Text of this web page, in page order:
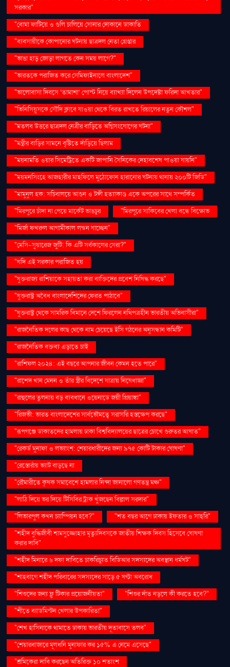
সরকার"
"বোমা ফাটিয়ে ও গুলি চালিয়ে সোনার দোকানে ডাকাতি
"ব্যবসায়ীকে কোপানোর ঘটনায় ছাত্রদল নেতা গ্রেপ্তার
"ভাঙা হাড় জোড়া লাগতে কেন সময় লাগে?"
"ভারতকে পরাজিত করে সেমিফাইনালে বাংলাদেশ"
"ভালোবাসা দিবসে ‘তামাশা’ পোস্ট নিয়ে ব্যাখ্যা দিলেন উপদেষ্টা ফরিদা আখতার"
"ভিনিসিয়ুসকে সৌদি ক্লাবে যাওয়া থেকে বিরত রাখতে রিয়ালের নতুন কৌশল"
"মতলব উত্তরে ছাত্রদল নেত্রীর বাড়িতে অগ্নিসংযোগের ঘটনা"
"মন্ত্রীর বাড়ির সামনে বৃষ্টিতে দাঁড়িয়ে ছিলাম
"ময়নামতি ওয়ার সিমেট্রিতে একটি জাপানি সৈনিকের দেহাবশেষ পাওয়া যায়নি"
"ময়মনসিংহে আজহারীর মাহফিলে মুঠোফোন হারানোর ঘটনায় থানায় ২০০টি জিডি"
"মামুনুল হক: সচিবালয়ে আগুন ও টঙ্গী হত্যাকাণ্ড একে অপরের সাথে সম্পর্কিত
"মিরপুরে চাঁদা না পেয়ে মার্কেট ভাঙচুর
"মিরপুরে সাকিবের খেলা বন্ধে বিক্ষোভ
"মির্জা ফখরুল আগামীকাল লন্ডন যাচ্ছেন"
"মেসি-সুয়ারেজ জুটি: কি এটি সর্বকালের সেরা?"
"যদি এই সরকার পরাজিত হয়
"যুক্তরাজ্য রাশিয়াকে সহায়তা করা ব্যক্তিদের প্রবেশ নিষিদ্ধ করছে"
"যুক্তরাষ্ট্র অবৈধ বাংলাদেশিদের ফেরত পাঠাবে"
"যুক্তরাষ্ট্র থেকে সামরিক বিমানে দেশে ফিরলেন নথিপত্রহীন ভারতীয় অভিবাসীরা"
"রাজনৈতিক দলের কাছ থেকে নাম চেয়েছে ইসি গঠনের অনুসন্ধান কমিটি"
"রাজনৈতিক বক্তব্য এড়াতে চাই
"রাশিফল ২০২৪: এই বছরে আপনার জীবন কেমন হতে পারে"
"রাশেদ খান মেনন ও তাঁর স্ত্রীর বিদেশে যাত্রায় নিষেধাজ্ঞা"
"রাহুলের তুলনায় বড় ব্যবধানে ওয়েনাডে জয়ী প্রিয়াঙ্কা"
"রিজভী: ভারত বাংলাদেশের সার্বভৌমত্বে সরাসরি হস্তক্ষেপ করছে"
"রূপগঞ্জে ডাকাতদের হামলায় ঢাকা বিশ্ববিদ্যালয়ের ছাত্রের চোখে গুরুতর আঘাত"
"রেকর্ড মুনাফা ও লভ্যাংশ: শেয়ারধারীদের জন্য ৯৭৫ কোটি টাকার ঘোষণা"
"রেস্তোরাঁয় ভ্যাট বাড়ছে না
"রৌমারীতে কৃষক সমাবেশে হামলার নিন্দা জানালো গণতন্ত্র মঞ্চ"
"লাঠি দিয়ে ভর দিয়ে টিসিবির ট্রাক খুঁজছেন বিল্লাল সরদার"
"লিভারপুল কখন চ্যাম্পিয়ন হবে?"
"শত বছর আগে ঢাকায় ইফতার ও সাহ্‌রি"
"শহীদ বুদ্ধিজীবী শামসুজ্জোহার মৃত্যুদিবসকে জাতীয় শিক্ষক দিবস হিসেবে ঘোষণা
করার দাবি"
"শহীদ মিনারে ৬ দফা দাবিতে চাকরিচ্যুত বিডিআর সদস্যদের অবস্থান ধর্মঘট"
"শাহবাগে শহীদ পরিবারের সদস্যদের সাড়ে ৫ ঘণ্টা অবরোধ
"শিশুদের জন্য ফ্লু টিকার প্রয়োজনীয়তা"
"শিশুর দাঁত নড়লে কী করতে হবে?"
"শীতে ব্যাডমিন্টন খেলার উপকারিতা"
"শেখ হাসিনাকে থামাতে ঢাকায় ভারতীয় দূতাবাসে তলব"
"শেয়ারবাজারে মূলধনি মুনাফার কর ১৫% এ নেমে এসেছে"
"শ্রমিকেরা দাবি করছেন অতিরিক্ত ১০ শতাংশ